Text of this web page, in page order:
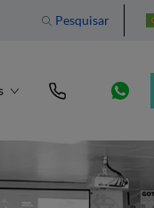
Pesquisar